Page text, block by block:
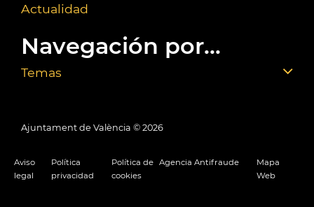
Actualidad
Navegación por...
Temas
Ajuntament de València © 2026
Aviso
legal
Política
privacidad
Política de
cookies
Agencia Antifraude
Mapa
Web